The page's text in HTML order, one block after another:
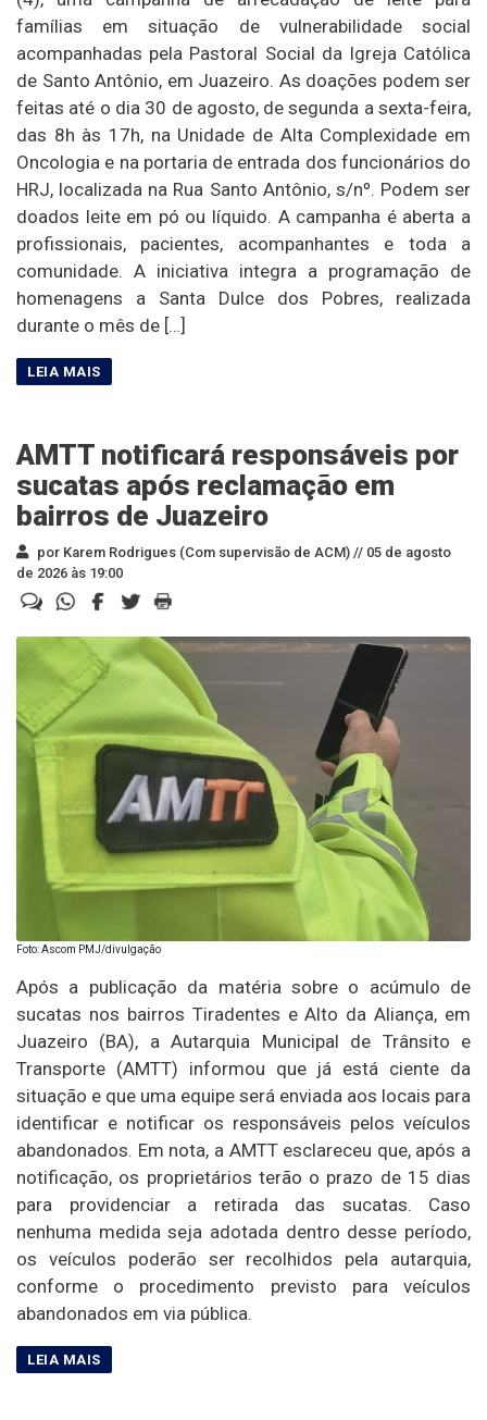
famílias em situação de vulnerabilidade social
acompanhadas pela Pastoral Social da Igreja Católica
de Santo Antônio, em Juazeiro. As doações podem ser
feitas até o dia 30 de agosto, de segunda a sexta-feira,
das 8h às 17h, na Unidade de Alta Complexidade em
Oncologia e na portaria de entrada dos funcionários do
HRJ, localizada na Rua Santo Antônio, s/nº. Podem ser
doados leite em pó ou líquido. A campanha é aberta a
profissionais, pacientes, acompanhantes e toda a
comunidade. A iniciativa integra a programação de
homenagens a Santa Dulce dos Pobres, realizada
durante o mês de […]
AMTT notificará responsáveis por
sucatas após reclamação em
bairros de Juazeiro
por Karem Rodrigues (Com supervisão de ACM) // 05 de agosto
de 2026 às 19:00
Foto: Ascom PMJ/divulgação
Após a publicação da matéria sobre o acúmulo de
sucatas nos bairros Tiradentes e Alto da Aliança, em
Juazeiro (BA), a Autarquia Municipal de Trânsito e
Transporte (AMTT) informou que já está ciente da
situação e que uma equipe será enviada aos locais para
identificar e notificar os responsáveis pelos veículos
abandonados. Em nota, a AMTT esclareceu que, após a
notificação, os proprietários terão o prazo de 15 dias
para providenciar a retirada das sucatas. Caso
nenhuma medida seja adotada dentro desse período,
os veículos poderão ser recolhidos pela autarquia,
conforme o procedimento previsto para veículos
abandonados em via pública.